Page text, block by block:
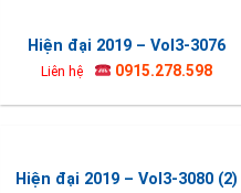
Hiện đại 2019 – Vol3-3076
Liên hệ 0915.278.598
Hiện đại 2019 – Vol3-3080 (2)